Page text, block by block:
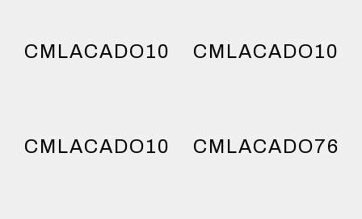
CMLACADO104 CMLACADO104
CMLACADO104 CMLACADO76